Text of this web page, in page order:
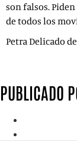
son falsos.
de todos los
Petra Delicado
PUBLICADO